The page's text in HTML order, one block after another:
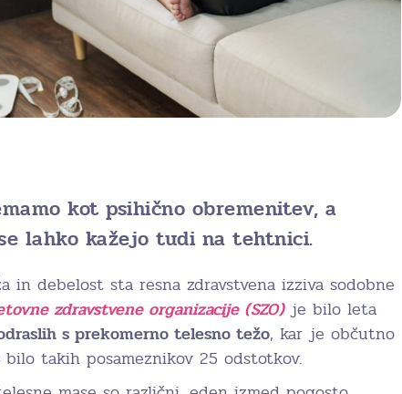
kot psihično obremenitev, a
lahko kažejo tudi na tehtnici.
in debelost sta resna zdravstvena izziva sodobne
zdravstvene organizacije (SZO)je bilo leta
s prekomerno telesno težo, kar je občutno
takih posameznikov 25 odstotkov.